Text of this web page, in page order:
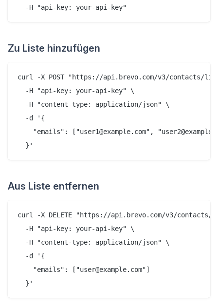
Zu Liste hinzufügen
curl -X POST "https://api.brevo.com/v3/contacts/
  -H "api-key: your-api-key" \
  -H "content-type: application/json" \
  -d '{
"emails": ["user1@example.com",
Aus Liste entfernen
curl -X DELETE "https://api.brevo.com/v3/
  -H "api-key: your-api-key" \
  -H "content-type: application/json" \
  -d '{
    "emails": ["user@example.com"]